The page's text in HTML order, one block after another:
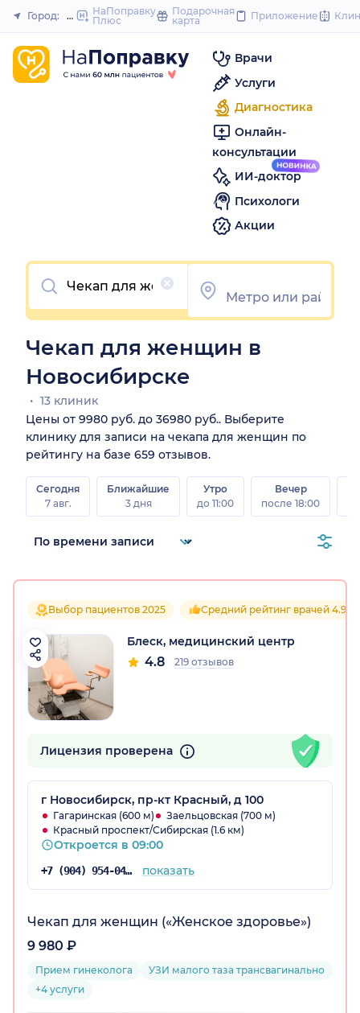
to
Закрыть
Город: Новосибирск
НаПоправку
Плюс
Подарочная
карта
Приложение
Врачи
Услуги
Диагностика
Онлайн-
консультации
ИИ-доктор
Психологи
Акции
Очистить
Чекап для женщин в
Новосибирске
13 клиник
Цены от 9980 руб. до 36980 руб.. Выберите
клинику для записи на чекапа для женщин по
рейтингу на базе 659 отзывов.
Сегодня
7 авг.
Ближайшие
3 дня
Утро
до 11:00
Вечер
после 18:00
Выбор пациентов 2025 Средний рейтинг врачей 4.9
Блеск, медицинский центр
4.8 219 отзывов
Лицензия проверена
г Новосибирск, пр-кт Красный, д 100
Гагаринская (600 м)
Заельцовская (700 м)
Красный проспект/Сибирская (1.6 км)
Откроется в 09:00
+7 (904) 954-04-97 показать
Чекап для женщин («Женское здоровье»)
9 980 ₽
Прием гинеколога
УЗИ малого таза трансвагинально
+4 услуги